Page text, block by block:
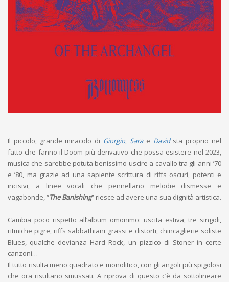
Il piccolo, grande miracolo di Giorgio, Sarae Davidsta proprio nel
fatto che fanno il Doom più derivativo che possa esistere nel 2023,
musica che sarebbe potuta benissimo uscire a cavallo tra gli anni ’70
e ’80, ma grazie ad una sapiente scrittura di riffs oscuri, potenti e
incisivi, a linee vocali che pennellano melodie dismesse e
vagabonde, “The Banishing” riesce ad avere una sua dignità artistica.
Cambia poco rispetto all’album omonimo: uscita estiva, tre singoli,
ritmiche pigre, riffs sabbathiani grassi e distorti, chincaglierie soliste
Blues, qualche devianza Hard Rock, un pizzico di Stoner in certe
canzoni…
Il tutto risulta meno quadrato e monolitico, con gli angoli più spigolosi
che ora risultano smussati. A riprova di questo c’è da sottolineare